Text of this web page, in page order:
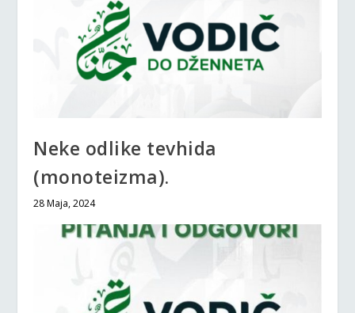
Neke odlike tevhida
(monoteizma).
28 Maja, 2024